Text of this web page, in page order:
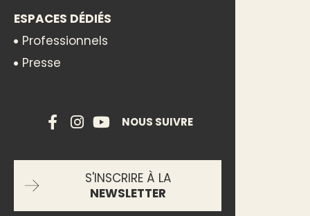
ESPACES DÉDIÉS
Professionnels
Presse
NOUS SUIVRE
S'INSCRIRE À LA
NEWSLETTER